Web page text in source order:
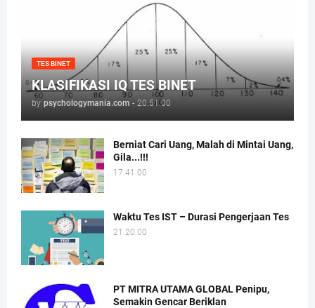
TES BINET
KLASIFIKASI IQ TES BINET
by psychologymania.com - 20.51.00
Berniat Cari Uang, Malah di Mintai Uang,
Gila...!!!
17.41.00
Waktu Tes IST – Durasi Pengerjaan Tes
21.20.00
PT MITRA UTAMA GLOBAL Penipu,
Semakin Gencar Beriklan